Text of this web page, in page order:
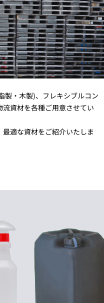
製・木製)、フレキシブルコン
資材を各種ご用意させてい
適な資材をご紹介いたしま